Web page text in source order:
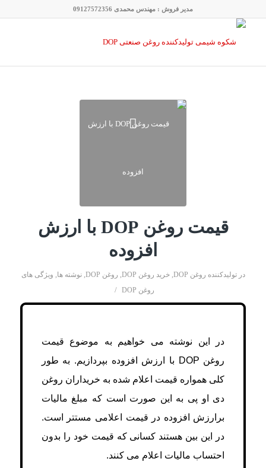
مدیر فروش : مهندس محمدی 09127572356
قیمت روغن DOP با ارزش
افزوده
درتولیدکننده روغن DOP ,خرید روغن DOP , روغن DOP ,نوشته ها, ویژگی های
روغن DOP
/
در این نوشته می خواهیم به موضوع قیمت
روغن DOP با ارزش افزوده بپردازیم. به طور
کلی همواره قیمت اعلام شده به خریداران روغن
دی او پی به این صورت است که مبلغ مالیات
برارزش افزوده در قیمت اعلامی مستتر است.
در این بین هستند کسانی که قیمت خود را بدون
احتساب مالیات اعلام می کنند.